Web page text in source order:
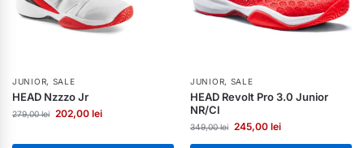
JUNIOR, SALE
HEAD Nzzzo Jr
279,00lei 202,00 lei
JUNIOR, SALE
HEAD Revolt Pro 3.0 Junior
NR/CI
349,00lei 245,00 lei